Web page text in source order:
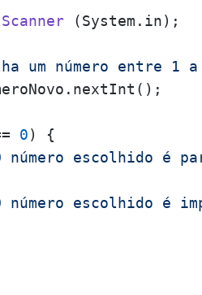
Scanner (System.in);
um número entre 1
0) {
número escolhido é
número escolhido é